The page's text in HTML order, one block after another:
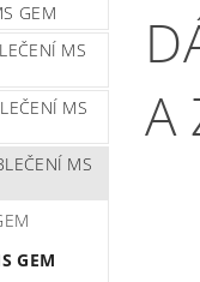
GEM
MS
MS
MS
GEM
A